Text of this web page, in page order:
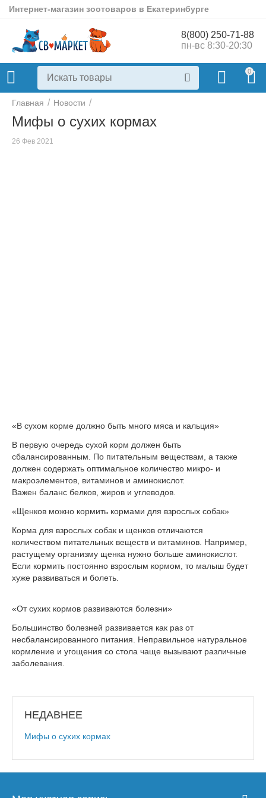
Интернет-магазин зоотоваров в Екатеринбурге
8(800) 250-71-88
пн-вс 8:30-20:30
0
Главная / Новости /
Мифы о сухих кормах
26 Фев 2021
«В сухом корме должно быть много мяса и кальция»
В первую очередь сухой корм должен быть
сбалансированным. По питательным веществам, а также
должен содержать оптимальное количество микро- и
макроэлементов, витаминов и аминокислот.
Важен баланс белков, жиров и углеводов.
«Щенков можно кормить кормами для взрослых собак»
Корма для взрослых собак и щенков отличаются
количеством питательных веществ и витаминов. Например,
растущему организму щенка нужно больше аминокислот.
Если кормить постоянно взрослым кормом, то малыш будет
хуже развиваться и болеть.
«От сухих кормов развиваются болезни»
Большинство болезней развивается как раз от
несбалансированного питания. Неправильное натуральное
кормление и угощения со стола чаще вызывают различные
заболевания.
НЕДАВНЕЕ
Мифы о сухих кормах